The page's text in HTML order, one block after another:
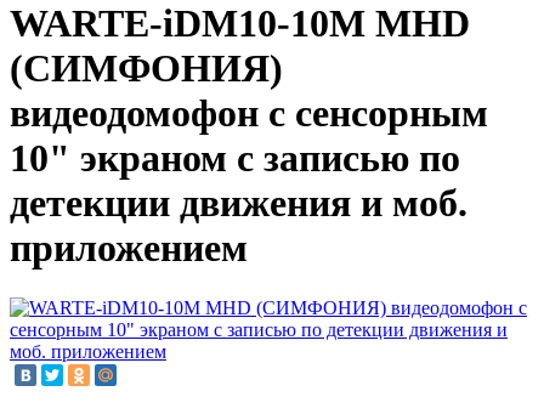
WARTE-iDM10-10M MHD
(СИМФОНИЯ)
видеодомофон с сенсорным
10" экраном c записью по
детекции движения и моб.
приложением